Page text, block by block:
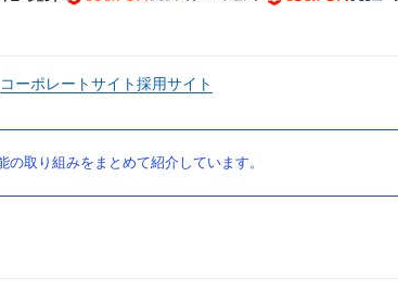
コーポレートサイト採用サイト
取り組みをまとめて紹介しています。